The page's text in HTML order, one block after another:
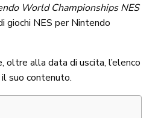
World Championships NES
giochi NES per Nintendo
oltre alla data di uscita, l’elenco
suo contenuto.